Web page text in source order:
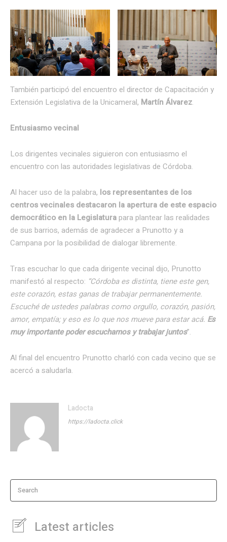
También participó del encuentro el director de Capacitación y
Extensión Legislativa de la Unicameral, Martín Álvarez.
Entusiasmo vecinal
Los dirigentes vecinales siguieron con entusiasmo el
encuentro con las autoridades legislativas de Córdoba.
Al hacer uso de la palabra, los representantes de los
centros vecinales destacaron la apertura de este espacio
democrático en la Legislatura para plantear las realidades
de sus barrios, además de agradecer a Prunotto y a
Campana por la posibilidad de dialogar libremente.
Tras escuchar lo que cada dirigente vecinal dijo, Prunotto
manifestó al respecto: “Córdoba es distinta, tiene este gen,
este corazón, estas ganas de trabajar permanentemente.
Escuché de ustedes palabras como orgullo, corazón, pasión,
amor, empatía; y eso es lo que nos mueve para estar acá. Es
muy importante poder escucharnos y trabajar juntos”.
Al final del encuentro Prunotto charló con cada vecino que se
acercó a saludarla.
Ladocta
https://ladocta.click
Search
Latest articles